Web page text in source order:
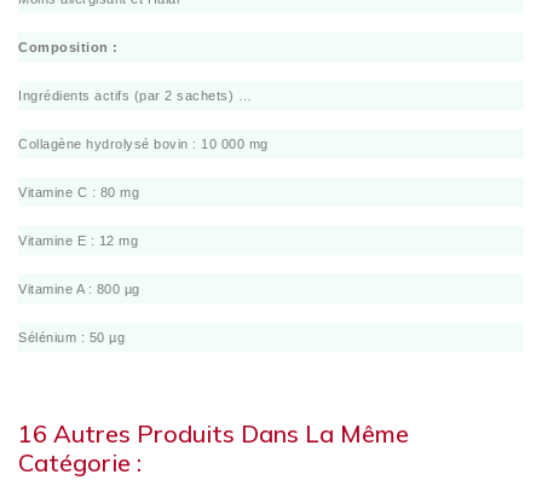
Composition :
Ingrédients actifs (par 2 sachets) …
Collagène hydrolysé bovin : 10 000 mg
Vitamine C : 80 mg
Vitamine E : 12 mg
Vitamine A : 800 µg
Sélénium : 50 µg
16 Autres Produits Dans La Même
Catégorie :